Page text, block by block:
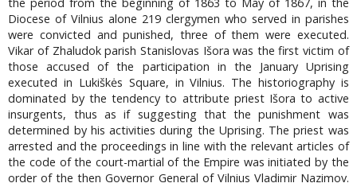
Diocese of Vilnius alone 219 clergymen who served in parishes
were convicted and punished, three of them were executed.
Vikar of Zhaludok parish Stanislovas Išora was the first victim of
those accused of the participation in the January Uprising
executed in Lukiškės Square, in Vilnius. The historiography is
dominated by the tendency to attribute priest Išora to active
insurgents, thus as if suggesting that the punishment was
determined by his activities during the Uprising. The priest was
arrested and the proceedings in line with the relevant articles of
the code of the court-martial of the Empire was initiated by the
order of the then Governor General of Vilnius Vladimir Nazimov.